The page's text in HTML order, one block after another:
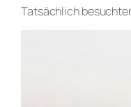
Tatsächlich